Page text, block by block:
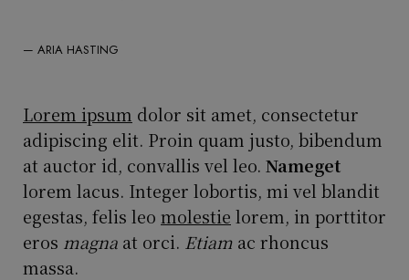
— ARIA HASTING
Lorem ipsum dolor sit amet, consectetur
adipiscing elit. Proin quam justo, bibendum
at auctor id, convallis vel leo. Nameget
lorem lacus. Integer lobortis, mi vel blandit
egestas, felis leo molestie lorem, in porttitor
eros magna at orci. Etiam ac rhoncus
massa.